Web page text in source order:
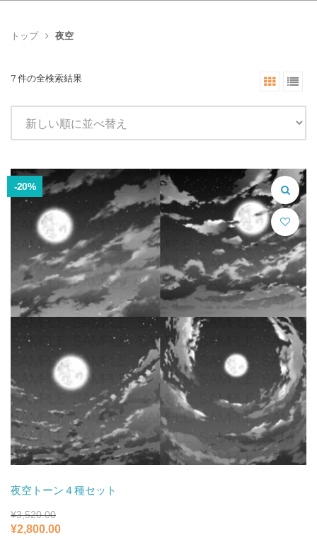
トップ 夜空
7 件の全検索結果
-20%
夜空トーン４種セット
¥3,520.00
元
¥2,800.00